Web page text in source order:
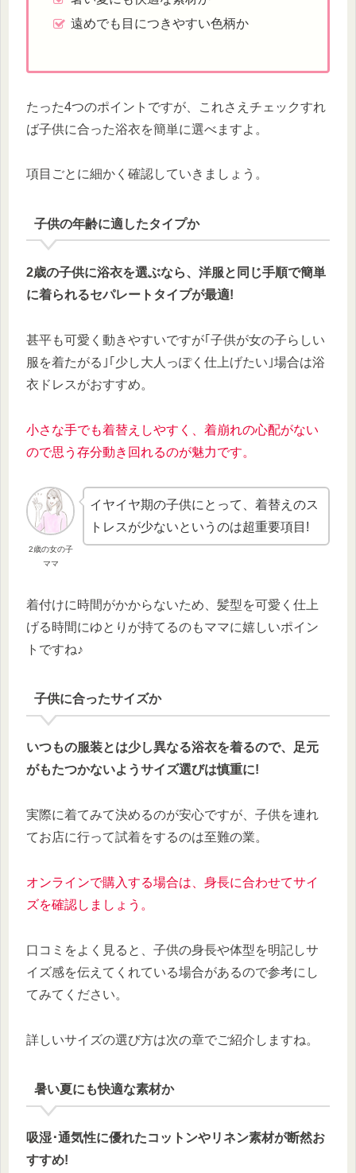
遠めでも目につきやすい色柄か
たった4つのポイントですが、これさえチェックすれ
ば子供に合った浴衣を簡単に選べますよ。
項目ごとに細かく確認していきましょう。
子供の年齢に適したタイプか
2歳の子供に浴衣を選ぶなら、洋服と同じ手順で簡単
に着られるセパレートタイプが最適!
甚平も可愛く動きやすいですが｢子供が女の子らしい
服を着たがる｣｢少し大人っぽく仕上げたい｣場合は浴
衣ドレスがおすすめ。
小さな手でも着替えしやすく、着崩れの心配がない
ので思う存分動き回れるのが魅力です。
2歳の女の子
ママ
イヤイヤ期の子供にとって、着替えのス
トレスが少ないというのは超重要項目!
着付けに時間がかからないため、髪型を可愛く仕上
げる時間にゆとりが持てるのもママに嬉しいポイン
トですね♪
子供に合ったサイズか
いつもの服装とは少し異なる浴衣を着るので、足元
がもたつかないようサイズ選びは慎重に!
実際に着てみて決めるのが安心ですが、子供を連れ
てお店に行って試着をするのは至難の業。
オンラインで購入する場合は、身長に合わせてサイ
ズを確認しましょう。
口コミをよく見ると、子供の身長や体型を明記しサ
イズ感を伝えてくれている場合があるので参考にし
てみてください。
詳しいサイズの選び方は次の章でご紹介しますね。
暑い夏にも快適な素材か
吸湿･通気性に優れたコットンやリネン素材が断然お
すすめ!